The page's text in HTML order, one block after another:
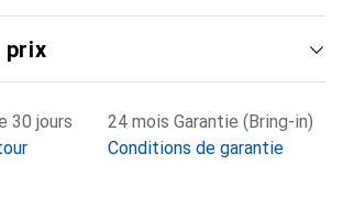
prix
30 jours
24 mois Garantie (Bring-in)
Conditions de garantie